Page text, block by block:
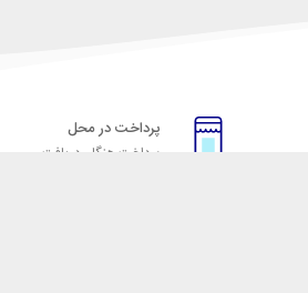
پرداخت در محل
پرداخت هنگام دریافت